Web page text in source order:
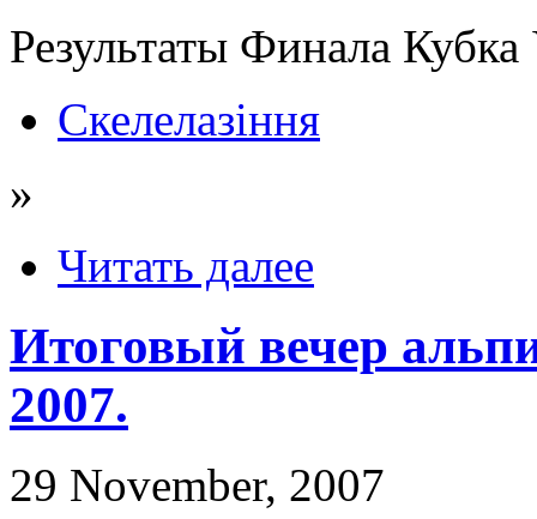
Результаты Финала
Скелелазіння
»
Читать далее
Итоговый вечер
2007.
29 November, 2007